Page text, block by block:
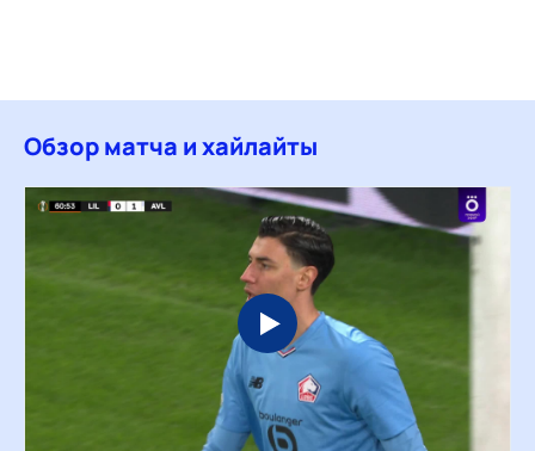
Обзор матча и хайлайты